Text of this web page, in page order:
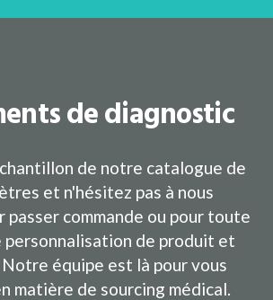
de diagnostic
de notre catalogue de
et n'hésitez pas à nous
passer commande ou pour toute
personnalisation de produit et
équipe est là pour vous
matière de sourcing médical.